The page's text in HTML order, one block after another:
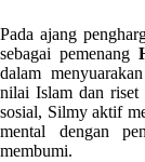
Pada ajang
sebagai pemenang
dalam
nilai Islam dan riset
sosial, Silmy aktif
mental dengan
membumi.